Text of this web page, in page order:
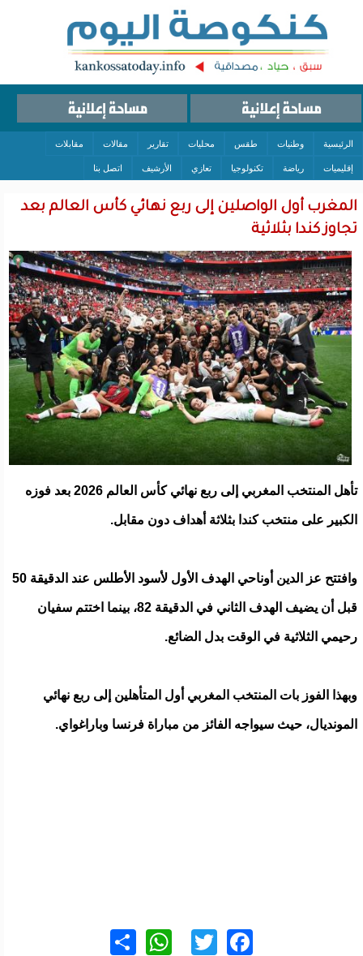
الرئيسية وطنيات طقس محليات تقارير مقالات مقابلات
إقليميات رياضة تكنولوجيا تعازي الأرشيف اتصل بنا
المغرب أول الواصلين إلى ربع نهائي كأس العالم بعد
تجاوز كندا بثلاثية
تأهل المنتخب المغربي إلى ربع نهائي كأس العالم 2026 بعد فوزه
الكبير على منتخب كندا بثلاثة أهداف دون مقابل.
وافتتح عز الدين أوناحي الهدف الأول لأسود الأطلس عند الدقيقة 50
قبل أن يضيف الهدف الثاني في الدقيقة 82، بينما اختتم سفيان
رحيمي الثلاثية في الوقت بدل الضائع.
وبهذا الفوز بات المنتخب المغربي أول المتأهلين إلى ربع نهائي
المونديال، حيث سيواجه الفائز من مباراة فرنسا وباراغواي.
Facebook
Twitter
WhatsApp